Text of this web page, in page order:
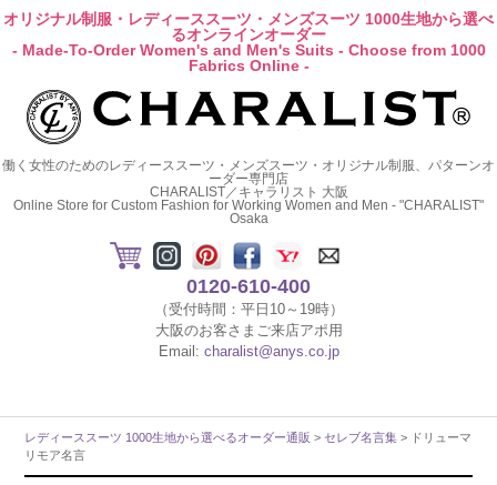
オリジナル制服・レディーススーツ・メンズスーツ 1000生地から選べ
るオンラインオーダー
- Made-To-Order Women's and Men's Suits - Choose from 1000
Fabrics Online -
働く女性のためのレディーススーツ・メンズスーツ・オリジナル制服、パターンオ
ーダー専門店
CHARALIST／キャラリスト 大阪
Online Store for Custom Fashion for Working Women and Men - "CHARALIST"
Osaka
0120-610-400
（受付時間：平日10～19時）
大阪のお客さまご来店アポ用
Email: charalist@anys.co.jp
レディーススーツ 1000生地から選べるオーダー通販 > セレブ名言集 > ドリューマ
リモア名言